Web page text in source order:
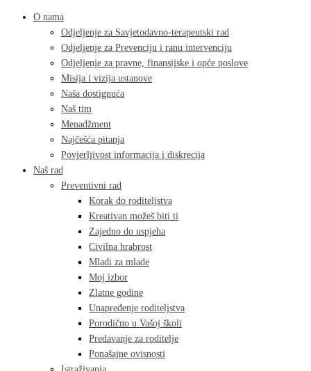
O nama
Odjeljenje za Savjetodavno-terapeutski rad
Odjeljenje za Prevenciju i ranu intervenciju
Odjeljenje za pravne, finansijske i opće poslove
Misija i vizija ustanove
Naša dostignuća
Naš tim
Menadžment
Najčešća pitanja
Povjerljivost informacija i diskrecija
Naš rad
Preventivni rad
Korak do roditeljstva
Kreativan možeš biti ti
Zajedno do uspjeha
Civilna hrabrost
Mladi za mlade
Moj izbor
Zlatne godine
Unapređenje roditeljstva
Porodično u Vašoj školi
Predavanje za roditelje
Ponašajne ovisnosti